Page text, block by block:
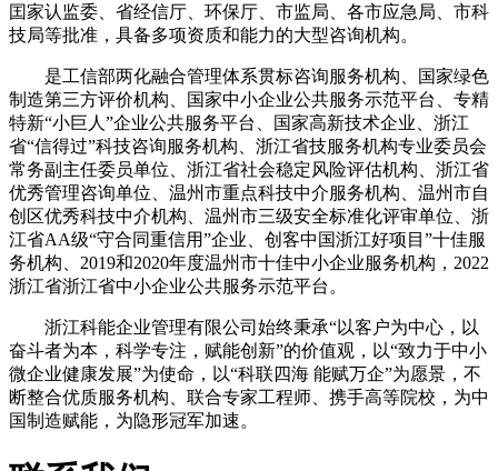
囯家认监委、省经信厅、环保厅、市监局、各市应急局、市科
技局等批准，具备多项资质和能力的大型咨询机构。
是工信部两化融合管理体系贯标咨询服务机构、国家绿色
制造第三方评价机构、国家中小企业公共服务示范平台、专精
特新“小巨人”企业公共服务平台、国家高新技术企业、浙江
省“信得过”科技咨询服务机构、浙江省技服务机构专业委员会
常务副主任委员单位、浙江省社会稳定风险评估机构、浙江省
优秀管理咨询单位、温州市重点科技中介服务机构、温州市自
创区优秀科技中介机构、温州市三级安全标准化评审单位、浙
江省AA级“守合同重信用”企业、创客中国浙江好项目”十佳服
务机构、2019和2020年度温州市十佳中小企业服务机构，2022
浙江省浙江省中小企业公共服务示范平台。
浙江科能企业管理有限公司始终秉承“以客户为中心，以
奋斗者为本，科学专注，赋能创新”的价值观，以“致力于中小
微企业健康发展”为使命，以“科联四海 能赋万企”为愿景，不
断整合优质服务机构、联合专家工程师、携手高等院校，为中
国制造赋能，为隐形冠军加速。